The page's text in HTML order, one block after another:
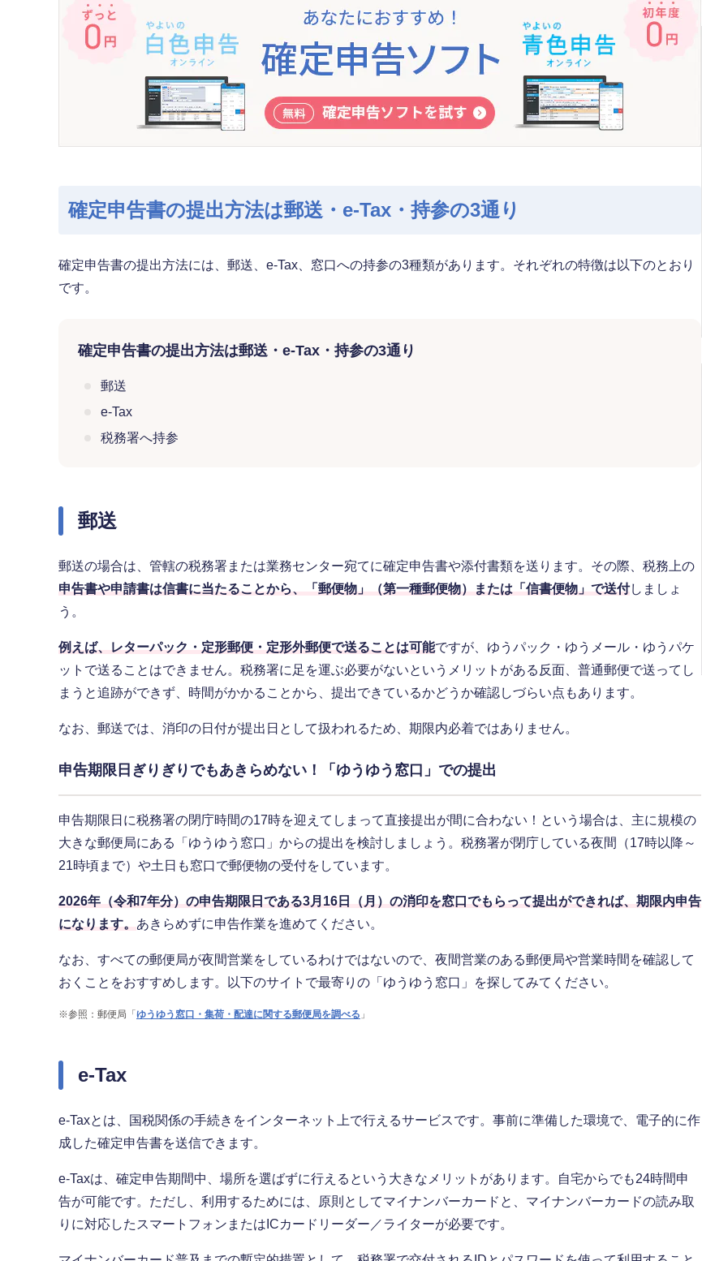
確定申告書の提出方法は郵送・e-Tax・持参の3通り
確定申告書の提出方法には、郵送、e-Tax、窓口への持参の3種類があります。それぞれの特徴は以下のとおり
です。
確定申告書の提出方法は郵送・e-Tax・持参の3通り
郵送
e-Tax
税務署へ持参
郵送
郵送の場合は、管轄の税務署または業務センター宛てに確定申告書や添付書類を送ります。その際、税務上の
申告書や申請書は信書に当たることから、「郵便物」（第一種郵便物）または「信書便物」で送付しましょ
う。
例えば、レターパック・定形郵便・定形外郵便で送ることは可能ですが、ゆうパック・ゆうメール・ゆうパケ
ットで送ることはできません。税務署に足を運ぶ必要がないというメリットがある反面、普通郵便で送ってし
まうと追跡ができず、時間がかかることから、提出できているかどうか確認しづらい点もあります。
なお、郵送では、消印の日付が提出日として扱われるため、期限内必着ではありません。
申告期限日ぎりぎりでもあきらめない！「ゆうゆう窓口」での提出
申告期限日に税務署の閉庁時間の17時を迎えてしまって直接提出が間に合わない！という場合は、主に規模の
大きな郵便局にある「ゆうゆう窓口」からの提出を検討しましょう。税務署が閉庁している夜間（17時以降～
21時頃まで）や土日も窓口で郵便物の受付をしています。
2026年（令和7年分）の申告期限日である3月16日（月）の消印を窓口でもらって提出ができれば、期限内申告
になります。 あきらめずに申告作業を進めてください。
なお、すべての郵便局が夜間営業をしているわけではないので、夜間営業のある郵便局や営業時間を確認して
おくことをおすすめします。以下のサイトで最寄りの「ゆうゆう窓口」を探してみてください。
※参照：郵便局「 ゆうゆう窓口・集荷・配達に関する郵便局を調べる 」
e-Tax
e-Taxとは、国税関係の手続きをインターネット上で行えるサービスです。事前に準備した環境で、電子的に作
成した確定申告書を送信できます。
e-Taxは、確定申告期間中、場所を選ばずに行えるという大きなメリットがあります。自宅からでも24時間申
告が可能です。ただし、利用するためには、原則としてマイナンバーカードと、マイナンバーカードの読み取
りに対応したスマートフォンまたはICカードリーダー／ライターが必要です。